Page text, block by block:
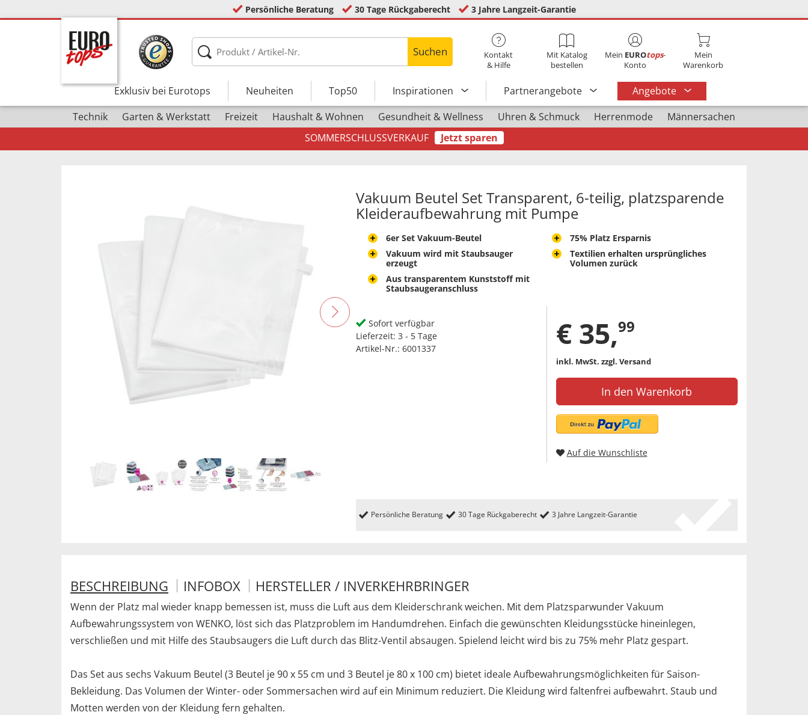
Persönliche Beratung 30 Tage Rückgaberecht 3 Jahre Langzeit-Garantie
Suchen
Kontakt
& Hilfe
Mit Katalog
bestellen
Mein EUROtops-
Konto
Mein
Warenkorb
Exklusiv bei Eurotops Neuheiten Top50 Inspirationen Partnerangebote
Angebote
Technik
Garten & Werkstatt Freizeit Haushalt & Wohnen Gesundheit & Wellness Uhren & Schmuck Herrenmode
Männersachen
SOMMERSCHLUSSVERKAUF
Jetzt sparen
Vakuum Beutel Set Transparent, 6-teilig, platzsparende
Kleideraufbewahrung mit Pumpe
6er Set Vakuum-Beutel
Vakuum wird mit Staubsauger
erzeugt
Aus transparentem Kunststoff mit
Staubsaugeranschluss
75% Platz Ersparnis
Textilien erhalten ursprüngliches
Volumen zurück
Sofort verfügbar
Lieferzeit: 3 - 5 Tage
Artikel-Nr.: 6001337 € 35,99
inkl. MwSt. zzgl. Versand
In den Warenkorb
Auf die Wunschliste
Persönliche Beratung 30 Tage Rückgaberecht 3 Jahre Langzeit-Garantie
BESCHREIBUNG INFOBOX HERSTELLER / INVERKEHRBRINGER
Wenn der Platz mal wieder knapp bemessen ist, muss die Luft aus dem Kleiderschrank weichen. Mit dem Platzsparwunder Vakuum
Aufbewahrungssystem von WENKO, löst sich das Platzproblem im Handumdrehen. Einfach die gewünschten Kleidungsstücke hineinlegen,
verschließen und mit Hilfe des Staubsaugers die Luft durch das Blitz-Ventil absaugen. Spielend leicht wird bis zu 75% mehr Platz gespart.
Das Set aus sechs Vakuum Beutel (3 Beutel je 90 x 55 cm und 3 Beutel je 80 x 100 cm) bietet ideale Aufbewahrungsmöglichkeiten für Saison-
Bekleidung. Das Volumen der Winter- oder Sommersachen wird auf ein Minimum reduziert. Die Kleidung wird faltenfrei aufbewahrt. Staub und
Motten werden von der Kleidung fern gehalten.